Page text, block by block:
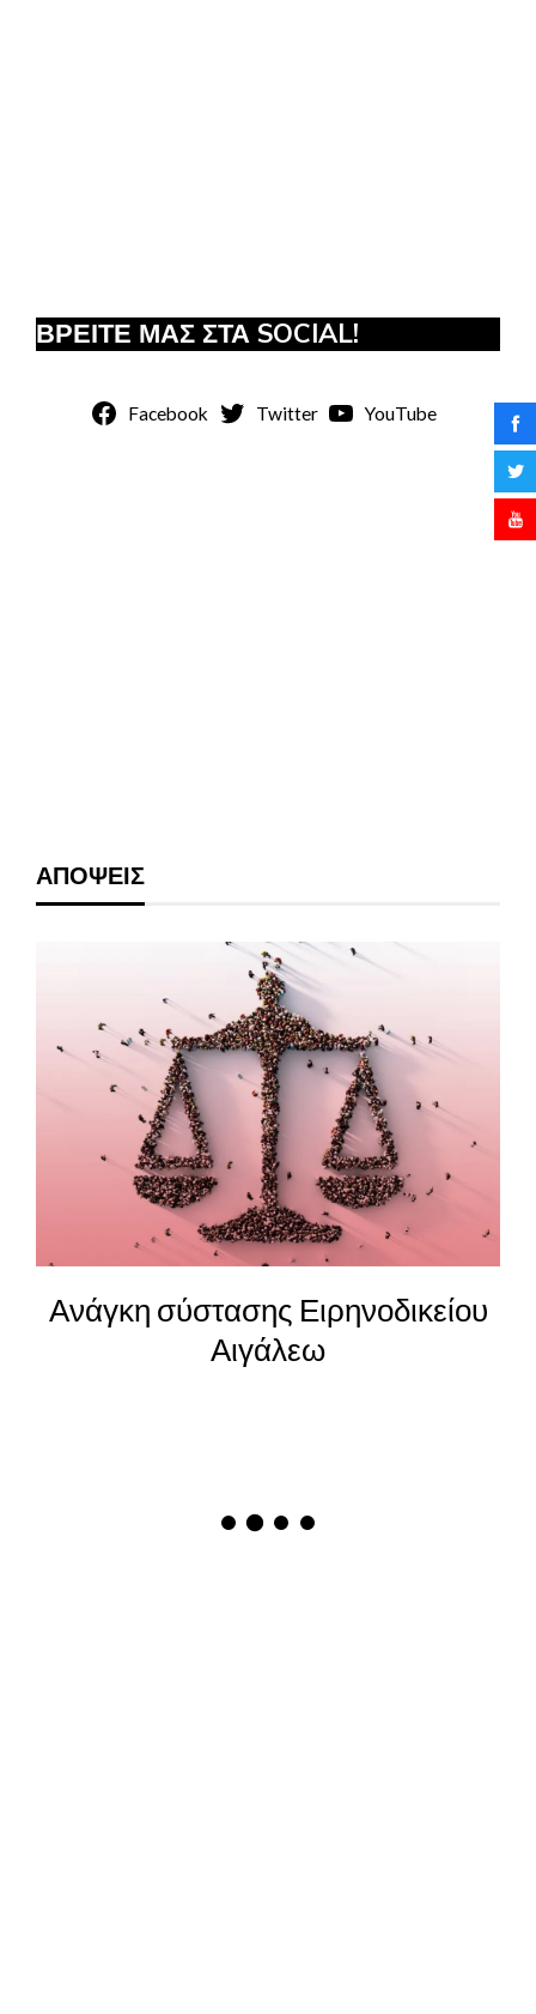
ΒΡΕΙΤΕ ΜΑΣ ΣΤΑ SOCIAL!
Facebook Twitter YouTube
ΑΠΟΨΕΙΣ
Ανάγκη σύστασης Ειρηνοδικείου
Αιγάλεω